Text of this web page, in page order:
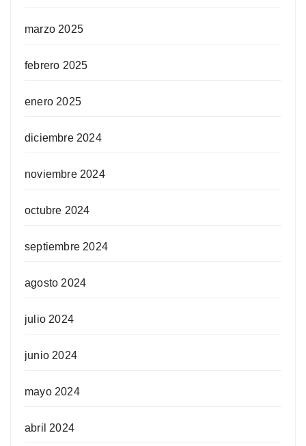
marzo 2025
febrero 2025
enero 2025
diciembre 2024
noviembre 2024
octubre 2024
septiembre 2024
agosto 2024
julio 2024
junio 2024
mayo 2024
abril 2024